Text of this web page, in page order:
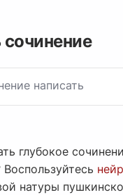
глубокое
натуры